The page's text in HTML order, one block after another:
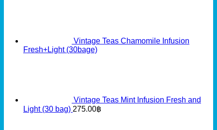
Vintage Teas Chamomile Infusion
Fresh+Light (30bage)
Vintage Teas Mint Infusion Fresh and
Light (30 bag) 275.00฿